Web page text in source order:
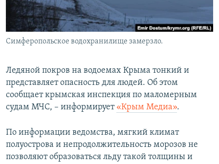
ПОБЕДИТЕЛЕЙ НЕ СУДЯТ?
КРЫМ.НЕПОКОРЕННЫЙ
ELIFBE
ПРИСОЕДИНЯЙТЕСЬ!
Все сайты RFE/RL
Симферопольское водохранилище замерзло.
Ледяной покров на водоемах Крыма тонкий и
представляет опасность для людей. Об этом
сообщает крымская инспекция по маломерным
судам МЧС, – информирует «Крым Медиа».
По информации ведомства, мягкий климат
полуострова и непродолжительность морозов не
позволяют образоваться льду такой толщины и